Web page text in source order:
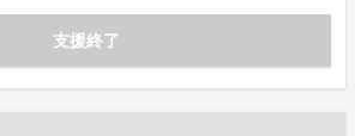
支援終了